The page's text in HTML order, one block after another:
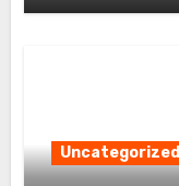
Uncategorized